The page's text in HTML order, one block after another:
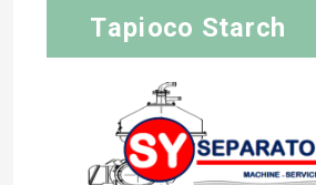
Tapioco Starch